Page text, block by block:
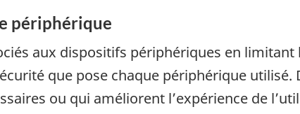
périphérique
aux dispositifs périphériques en
que pose chaque périphérique
ou qui améliorent l’expérience de